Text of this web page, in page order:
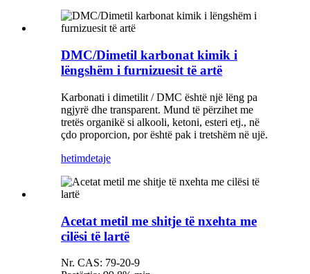
DMC/Dimetil karbonat kimik i
lëngshëm i furnizuesit të artë
Karbonati i dimetilit / DMC është një lëng pa
ngjyrë dhe transparent. Mund të përzihet me
tretës organikë si alkooli, ketoni, esteri etj., në
çdo proporcion, por është pak i tretshëm në ujë.
hetimdetaje
Acetat metil me shitje të nxehta me
cilësi të lartë
Nr. CAS: 79-20-9